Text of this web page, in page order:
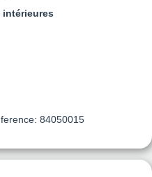
intérieures
84050015